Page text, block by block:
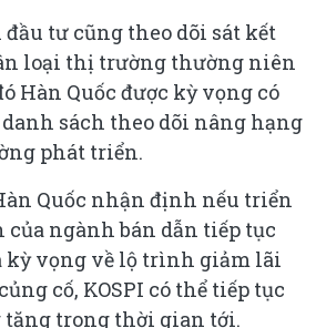
tư cũng theo dõi sát kết
loại thị trường thường niên
Hàn Quốc được kỳ vọng có
sách theo dõi nâng hạng
phát triển.
Quốc nhận định nếu triển
ngành bán dẫn tiếp tục
kỳ vọng về lộ trình giảm lãi
cố, KOSPI có thể tiếp tục
trong thời gian tới.